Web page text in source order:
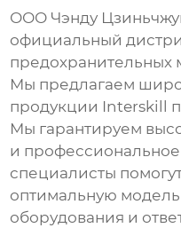
ООО Чэнду
официальный
предохранительных
Мы предлагаем
продукции Interskill
Мы гарантируем
и
специалисты
оптимальную
оборудования и